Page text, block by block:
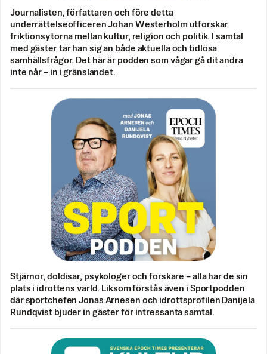
Journalisten, författaren och före detta
underrättelseofficeren Johan Westerholm utforskar
friktionsytorna mellan kultur, religion och politik. I samtal
med gäster tar han sig an både aktuella och tidlösa
samhällsfrågor. Det här är podden som vågar gå dit andra
inte når – in i gränslandet.
Stjärnor, doldisar, psykologer och forskare – alla har de sin
plats i idrottens värld. Liksom förstås även i Sportpodden
där sportchefen Jonas Arnesen och idrottsprofilen Danijela
Rundqvist bjuder in gäster för intressanta samtal.